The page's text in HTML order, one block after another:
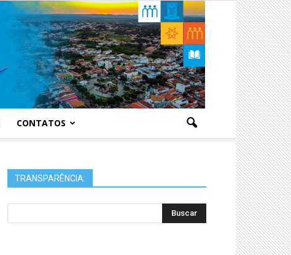
CONTATOS
TRANSPARÊNCIA: